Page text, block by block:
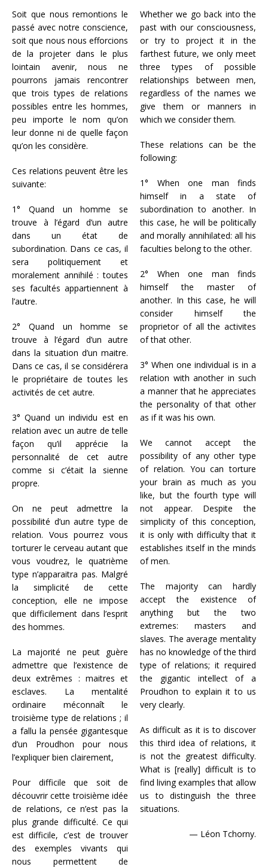
Soit que nous remontions le
passé avec notre conscience,
soit que nous nous efforcions
de la projeter dans le plus
lointain avenir, nous ne
pourrons jamais rencontrer
que trois types de relations
possibles entre les hommes,
peu importe le nom qu’on
leur donne ni de quelle façon
qu’on les considère.
Ces relations peuvent être les
suivante:
1° Quand un homme se
trouve à l’égard d’un autre
dans un état de
subordination. Dans ce cas, il
sera politiquement et
moralement annihilé : toutes
ses facultés appartiennent à
l’autre.
2° Quand un homme se
trouve à l’égard d’un autre
dans la situation d’un maitre.
Dans ce cas, il se considérera
le propriétaire de toutes les
activités de cet autre.
3° Quand un individu est en
relation avec un autre de telle
façon qu’il apprécie la
personnalité de cet autre
comme si c’était la sienne
propre.
On ne peut admettre la
possibilité d’un autre type de
relation. Vous pourrez vous
torturer le cerveau autant que
vous voudrez, le quatrième
type n’apparaitra pas. Malgré
la simplicité de cette
conception, elle ne impose
que difficilement dans l’esprit
des hommes.
La majorité ne peut guère
admettre que l’existence de
deux extrêmes : maitres et
esclaves. La mentalité
ordinaire méconnaît le
troisième type de relations ; il
a fallu la pensée gigantesque
d’un Proudhon pour nous
l’expliquer bien clairement,
Pour difficile que soit de
découvrir cette troisième idée
de relations, ce n’est pas la
plus grande difficulté. Ce qui
est difficile, c’est de trouver
des exemples vivants qui
nous permettent de
Whether we go back into the
past with our consciousness,
or try to project it in the
farthest future, we only meet
three types of possible
relationships between men,
regardless of the names we
give them or manners in
which we consider them.
These relations can be the
following:
1° When one man finds
himself in a state of
subordination to another. In
this case, he will be politically
and morally annihilated: all his
faculties belong to the other.
2° When one man finds
himself the master of
another. In this case, he will
consider himself the
proprietor of all the activites
of that other.
3° When one individual is in a
relation with another in such
a manner that he appreciates
the personality of that other
as if it was his own.
We cannot accept the
possibility of any other type
of relation. You can torture
your brain as much as you
like, but the fourth type will
not appear. Despite the
simplicity of this conception,
it is only with difficulty that it
establishes itself in the minds
of men.
The majority can hardly
accept the existence of
anything but the two
extremes: masters and
slaves. The average mentality
has no knowledge of the third
type of relations; it required
the gigantic intellect of a
Proudhon to explain it to us
very clearly.
As difficult as it is to discover
this third idea of relations, it
is not the greatest difficulty.
What is [really] difficult is to
find living examples that allow
us to distinguish the three
situations.
— Léon Tchorny.